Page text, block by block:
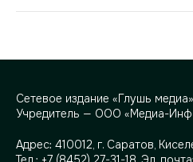
Сетевое издание «Глушь медиа»
Учредитель — ООО «Медиа-
Адрес: 410012, г. Саратов,